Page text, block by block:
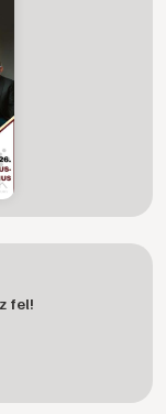
fel!